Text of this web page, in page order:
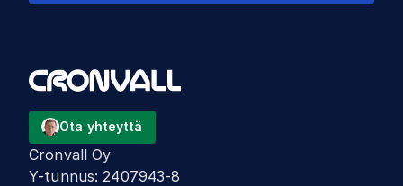
Ota yhteyttä
Cronvall Oy
Y-tunnus:2407943-8